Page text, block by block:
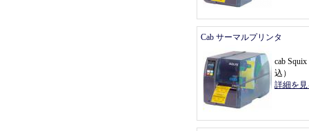
Cab サーマルプリンタ
cab
込 ）
詳細を